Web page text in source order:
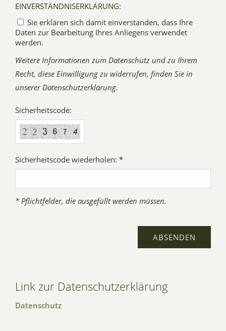
EINVERSTÄNDNISERKLÄRUNG:
Sie erklären sich damit einverstanden, dass Ihre
Daten zur Bearbeitung Ihres Anliegens verwendet
werden.
Weitere Informationen zum Datenschutz und zu Ihrem
Recht, diese Einwilligung zu widerrufen, finden Sie in
unserer Datenschutzerklärung.
Sicherheitscode:
Sicherheitscode wiederholen: *
* Pflichtfelder, die ausgefüllt werden müssen.
Link zur Datenschutzerklärung
Datenschutz